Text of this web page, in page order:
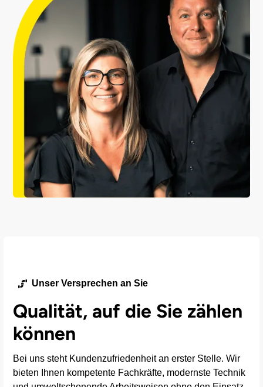
Unser Versprechen an Sie
Qualität, auf die Sie zählen
können
Bei uns steht Kundenzufriedenheit an erster Stelle. Wir
bieten Ihnen kompetente Fachkräfte, modernste Technik